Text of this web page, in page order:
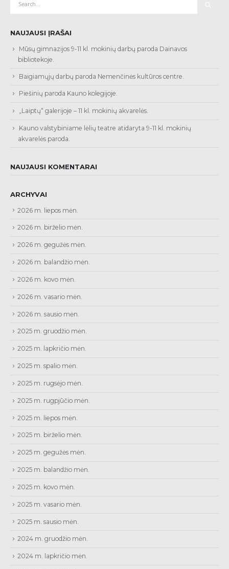
NAUJAUSI ĮRAŠAI
Mūsų gimnazijos 9-11 kl. mokinių darbų paroda Dainavos
bibliotekoje.
Baigiamųjų darbų paroda Nemenčinės kultūros centre.
Piešinių paroda Kauno kolegijoje.
„Laiptų“ galerijoje – 11 kl. mokinių akvarelės.
Kauno valstybiniame lėlių teatre atidaryta 9-11 kl. mokinių
akvarelės paroda.
NAUJAUSI KOMENTARAI
ARCHYVAI
2026 m. liepos mėn.
2026 m. birželio mėn.
2026 m. gegužės mėn.
2026 m. balandžio mėn.
2026 m. kovo mėn.
2026 m. vasario mėn.
2026 m. sausio mėn.
2025 m. gruodžio mėn.
2025 m. lapkričio mėn.
2025 m. spalio mėn.
2025 m. rugsėjo mėn.
2025 m. rugpjūčio mėn.
2025 m. liepos mėn.
2025 m. birželio mėn.
2025 m. gegužės mėn.
2025 m. balandžio mėn.
2025 m. kovo mėn.
2025 m. vasario mėn.
2025 m. sausio mėn.
2024 m. gruodžio mėn.
2024 m. lapkričio mėn.